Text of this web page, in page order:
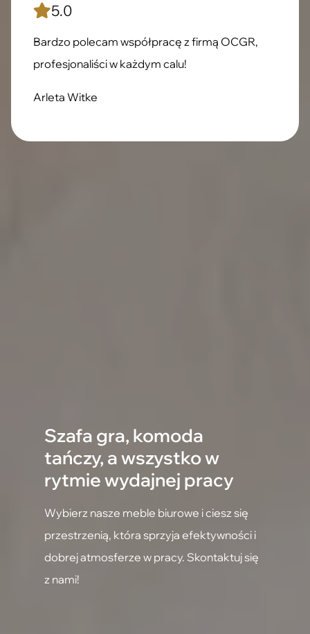
5.0
Bardzo polecam współpracę z firmą OCGR,
profesjonaliści w każdym calu!
Arleta Witke
Szafa gra, komoda
tańczy, a wszystko w
rytmie wydajnej pracy
Wybierz nasze meble biurowe i ciesz się
przestrzenią, która sprzyja efektywności i
dobrej atmosferze w pracy. Skontaktuj się
z nami!